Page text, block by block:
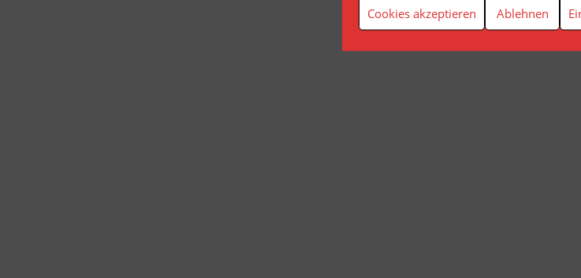
Cookies akzeptieren Ablehnen